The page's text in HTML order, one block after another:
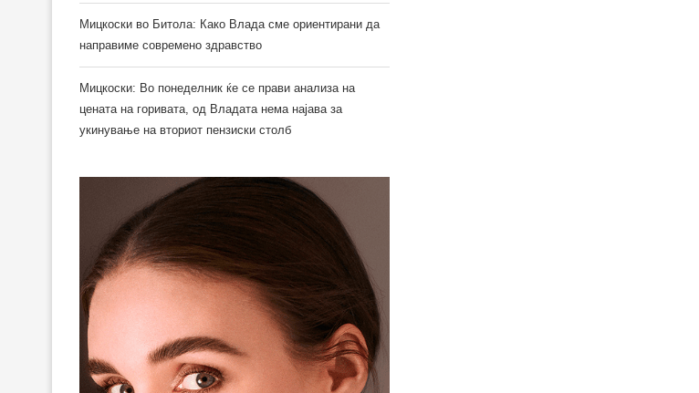
Мицкоски во Битола: Како Влада сме ориентирани да
направиме современо здравство
Мицкоски: Во понеделник ќе се прави анализа на
цената на горивата, од Владата нема најава за
укинување на вториот пензиски столб